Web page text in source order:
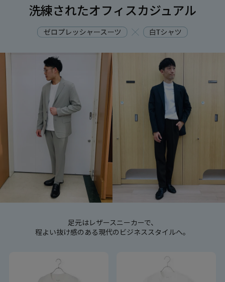
洗練されたオフィスカジュアル
足元はレザースニーカーで、
程よい抜け感のある現代のビジネススタイルへ。